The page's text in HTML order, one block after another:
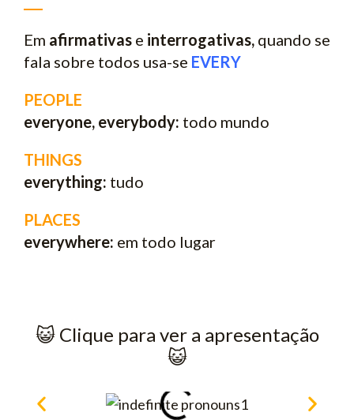
Em afirmativas e interrogativas, quando se
fala sobre todos usa-se EVERY
PEOPLE
everyone, everybody: todo mundo
THINGS
everything: tudo
PLACES
everywhere: em todo lugar
😺​ Clique para ver a apresentação
😺​